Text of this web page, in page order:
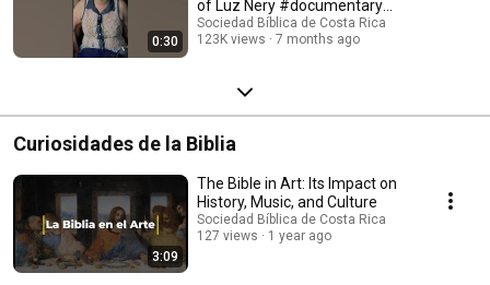
0:30
of Luz Nery #documentary
#history
Sociedad Bíblica de Costa Rica
123K views
7 months ago
Curiosidades de la Biblia
3:09
The Bible in Art: Its Impact on
History, Music, and Culture
Sociedad Bíblica de Costa Rica
127 views
1 year ago